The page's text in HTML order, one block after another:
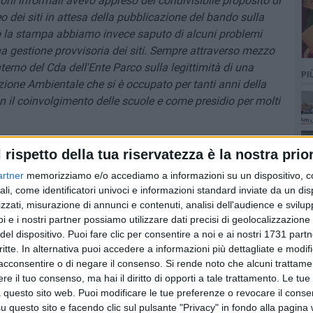
rispetto della tua riservatezza è la nostra
memorizziamo e/o accediamo a informazioni su un dispositivo,
come identificatori univoci e informazioni standard inviate da un
misurazione di annunci e contenuti, analisi dell'audience e
e i nostri partner possiamo utilizzare dati precisi di
dispositivo. Puoi fare clic per consentire a noi e ai nostri 1731
In alternativa puoi accedere a informazioni più dettagliate e
o di negare il consenso. Si rende noto che alcuni
il tuo consenso, ma hai il diritto di opporti a tale trattamento. Le
sito web. Puoi modificare le tue preferenze o revocare il
questo sito e facendo clic sul pulsante "Privacy" in fondo alla pagina
dei siti in attesa della pubblicazione del bando sulla
la stampa abbiamo invece saputo di alcuni problemi
gestione provvisoria dei siti. Sempre attraverso mezzo
del Cda dell'Ente Parco sulla legittimità di una
Ambientale che si è occupato per tanti anni della
il coinvolgimento delle scuole e come presidio per molti
Parco, la fruizione di questi luoghi deve essere una
da parte diffidenze o peggio ancora personalismi, e
di procedere quanto prima ad una
sperimentale, ritengo che siamo ancora in tempo, in
di gestione.
oggi pomeriggio l'Ente Parco in Comune per
per permettere di valorizzare nel più breve tempo
e nel confronto come strumento per superare
e di bene comune. Anche perché avendo mantenuto